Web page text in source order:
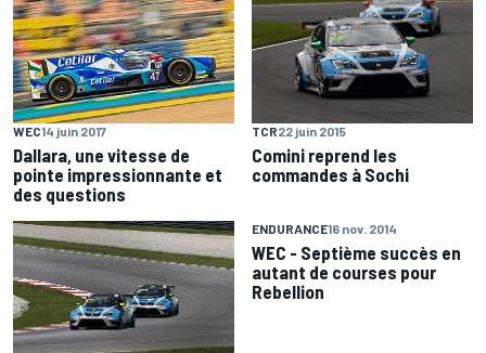
WEC14 juin 2017
Dallara, une vitesse de
pointe impressionnante et
des questions
TCR22 juin 2015
Comini reprend les
commandes à Sochi
ENDURANCE16 nov. 2014
WEC - Septième succès en
autant de courses pour
Rebellion